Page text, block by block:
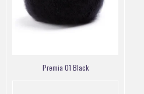
Premia 01 Black